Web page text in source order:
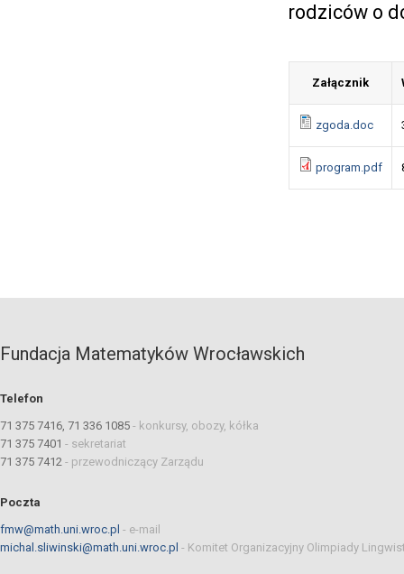
rodziców o
Załącznik
zgoda.doc
program.pdf
Fundacja Matematyków Wrocławskich
Telefon
71 375 7416, 71 336 1085 - konkursy, obozy, kółka
71 375 7401 - sekretariat
71 375 7412 - przewodniczący Zarządu
Poczta
fmw@math.uni.wroc.pl - e-mail
michal.sliwinski@math.uni.wroc.pl - Komitet Organizacyjny Olimpiady